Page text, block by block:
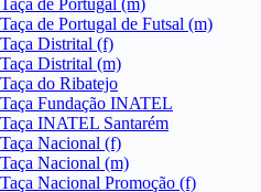
Taça de Portugal (m)
Taça de Portugal de Futsal (m)
Taça Distrital (f)
Taça Distrital (m)
Taça do Ribatejo
Taça Fundação INATEL
Taça INATEL Santarém
Taça Nacional (f)
Taça Nacional (m)
Taça Nacional Promoção (f)